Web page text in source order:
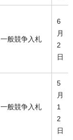
一般競争入札
6
月
2
日
一般競争入札
5
月
1
2
日